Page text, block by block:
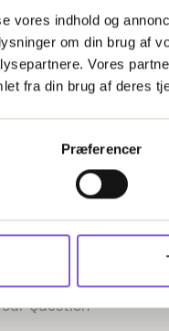
vores indhold og
om din brug af
Vores
fra din brug af deres
Præferencer
our